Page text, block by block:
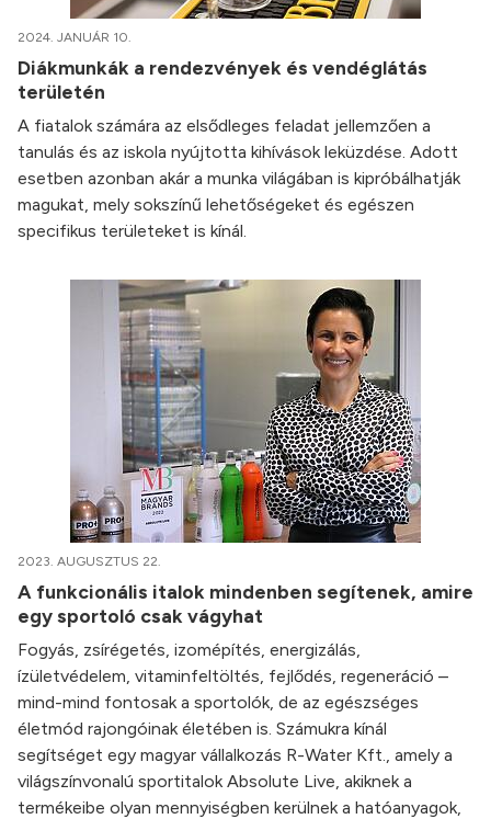
2024. JANUÁR 10.
Diákmunkák a rendezvények és vendéglátás
területén
A fiatalok számára az elsődleges feladat jellemzően a
tanulás és az iskola nyújtotta kihívások leküzdése. Adott
esetben azonban akár a munka világában is kipróbálhatják
magukat, mely sokszínű lehetőségeket és egészen
specifikus területeket is kínál.
2023. AUGUSZTUS 22.
A funkcionális italok mindenben segítenek, amire
egy sportoló csak vágyhat
Fogyás, zsírégetés, izomépítés, energizálás,
ízületvédelem, vitaminfeltöltés, fejlődés, regeneráció –
mind-mind fontosak a sportolók, de az egészséges
életmód rajongóinak életében is. Számukra kínál
segítséget egy magyar vállalkozás R-Water Kft., amely a
világszínvonalú sportitalok Absolute Live, akiknek a
termékeibe olyan mennyiségben kerülnek a hatóanyagok,